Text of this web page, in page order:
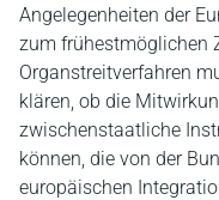
Angelegenheiten der
zum frühestmöglichen
Organstreitverfahren
klären, ob die
zwischenstaatliche
können, die von der
europäischen